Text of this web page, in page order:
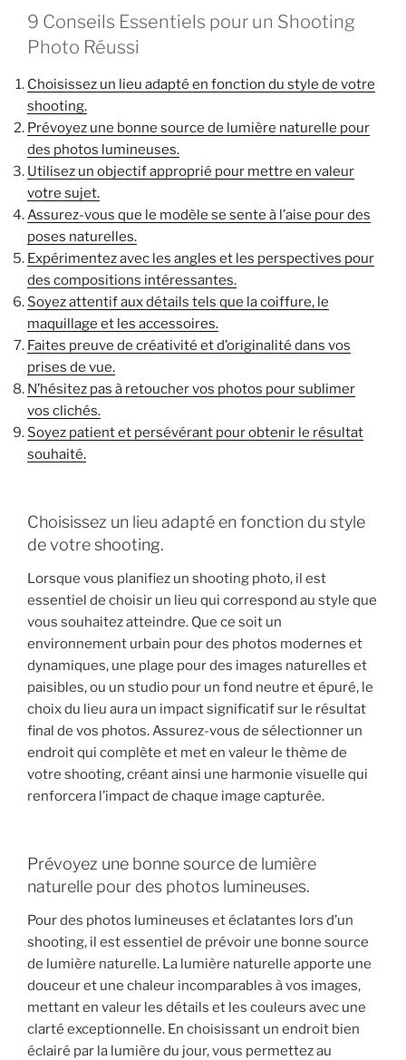
9 Conseils Essentiels pour un Shooting
Photo Réussi
Choisissez un lieu adapté en fonction du style de votre
shooting.
Prévoyez une bonne source de lumière naturelle pour
des photos lumineuses.
Utilisez un objectif approprié pour mettre en valeur
votre sujet.
Assurez-vous que le modèle se sente à l’aise pour des
poses naturelles.
Expérimentez avec les angles et les perspectives pour
des compositions intéressantes.
Soyez attentif aux détails tels que la coiffure, le
maquillage et les accessoires.
Faites preuve de créativité et d’originalité dans vos
prises de vue.
N’hésitez pas à retoucher vos photos pour sublimer
vos clichés.
Soyez patient et persévérant pour obtenir le résultat
souhaité.
Choisissez un lieu adapté en fonction du style
de votre shooting.
Lorsque vous planifiez un shooting photo, il est
essentiel de choisir un lieu qui correspond au style que
vous souhaitez atteindre. Que ce soit un
environnement urbain pour des photos modernes et
dynamiques, une plage pour des images naturelles et
paisibles, ou un studio pour un fond neutre et épuré, le
choix du lieu aura un impact significatif sur le résultat
final de vos photos. Assurez-vous de sélectionner un
endroit qui complète et met en valeur le thème de
votre shooting, créant ainsi une harmonie visuelle qui
renforcera l’impact de chaque image capturée.
Prévoyez une bonne source de lumière
naturelle pour des photos lumineuses.
Pour des photos lumineuses et éclatantes lors d’un
shooting, il est essentiel de prévoir une bonne source
de lumière naturelle. La lumière naturelle apporte une
douceur et une chaleur incomparables à vos images,
mettant en valeur les détails et les couleurs avec une
clarté exceptionnelle. En choisissant un endroit bien
éclairé par la lumière du jour, vous permettez au